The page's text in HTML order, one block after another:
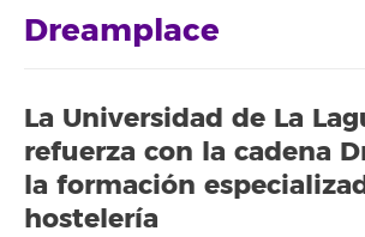
Dreamplace
La Universidad de La
refuerza con la cadena
la formación
hostelería